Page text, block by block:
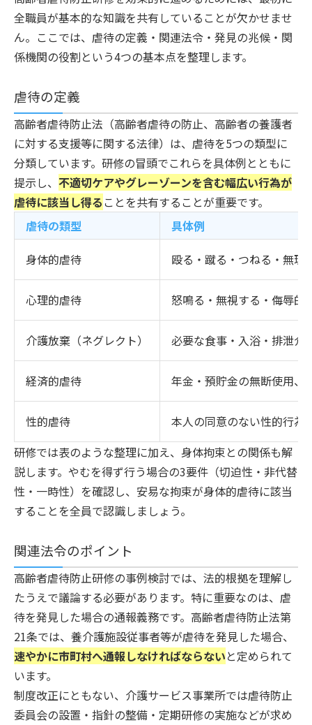
全職員が基本的な知識を共有していることが欠かせませ
ん。ここでは、虐待の定義・関連法令・発見の兆候・関
係機関の役割という4つの基本点を整理します。
虐待の定義
高齢者虐待防止法（高齢者虐待の防止、高齢者の養護者
に対する支援等に関する法律）は、虐待を5つの類型に
分類しています。研修の冒頭でこれらを具体例とともに
提示し、 不適切ケアやグレーゾーンを含む幅広い行為が
虐待に該当し得る ことを共有することが重要です。
虐待の類型
具体例
身体的虐待
殴る・蹴る・つねる・無理
心理的虐待 怒鳴る・無視する・侮辱的
介護放棄（ネグレクト） 必要な食事・入浴・排泄介
経済的虐待 年金・預貯金の無断使用、
性的虐待
本人の同意のない性的行為
研修では表のような整理に加え、身体拘束との関係も解
説します。やむを得ず行う場合の3要件（切迫性・非代替
性・一時性）を確認し、安易な拘束が身体的虐待に該当
することを全員で認識しましょう。
関連法令のポイント
高齢者虐待防止研修の事例検討では、法的根拠を理解し
たうえで議論する必要があります。特に重要なのは、虐
待を発見した場合の通報義務です。高齢者虐待防止法第
21条では、養介護施設従事者等が虐待を発見した場合、
速やかに市町村へ通報しなければならないと定められて
います。
制度改正にともない、介護サービス事業所では虐待防止
委員会の設置・指針の整備・定期研修の実施などが求め